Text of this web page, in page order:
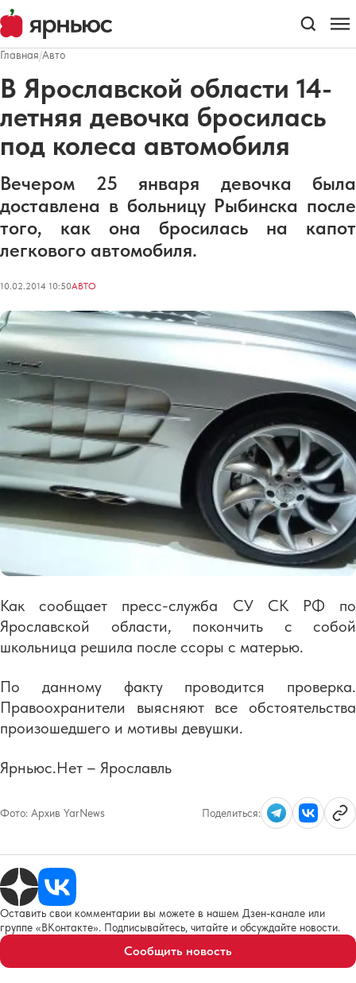
Главная/Авто
В Ярославской области 14-
летняя девочка бросилась
под колеса автомобиля
Вечером 25 января девочка была
доставлена в больницу Рыбинска после
того, как она бросилась на капот
легкового автомобиля.
10.02.2014 10:50АВТО
Как сообщает пресс-служба СУ СК РФ по
Ярославской области, покончить с собой
школьница решила после ссоры с матерью.
По данному факту проводится проверка.
Правоохранители выясняют все обстоятельства
произошедшего и мотивы девушки.
Ярньюс.Нет – Ярославль
Фото: Архив YarNews Поделиться:
Оставить свои комментарии вы можете в нашем Дзен-канале или
группе «ВКонтакте». Подписывайтесь, читайте и обсуждайте новости.
Сообщить новость